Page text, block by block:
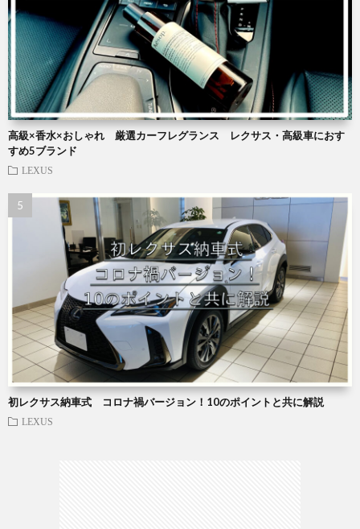
高級×香水×おしゃれ 厳選カーフレグランス レクサス・高級車におす
すめ5ブランド
LEXUS
初レクサス納車式 コロナ禍バージョン！10のポイントと共に解説
LEXUS